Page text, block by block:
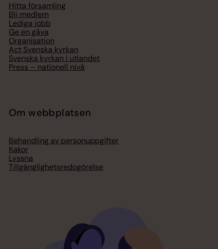
Hitta församling
Bli medlem
Lediga jobb
Ge en gåva
Organisation
Act Svenska kyrkan
Svenska kyrkan i utlandet
Press – nationell nivå
Om webbplatsen
Behandling av personuppgifter
Kakor
Lyssna
Tillgänglighetsredogörelse